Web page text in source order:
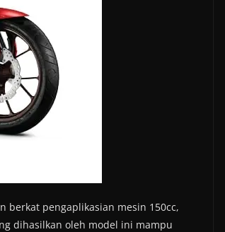
berkat pengaplikasian mesin 150cc,
dihasilkan oleh model ini mampu